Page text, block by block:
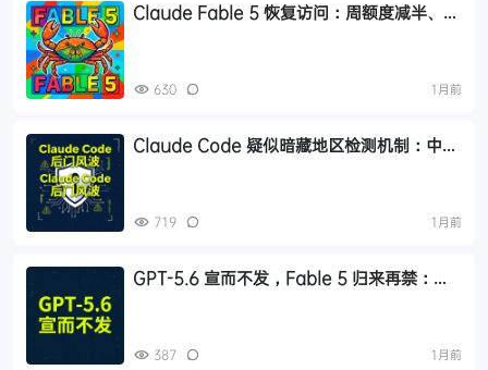
Claude Fable 5 恢复访问：周额度减半、消
630 1月前
Claude Code 疑似暗藏地区检测机制：中国
719 1月前
GPT-5.6 宣而不发，Fable 5 归来再禁：出
387 1月前